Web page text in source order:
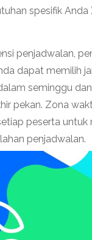
spesifik Anda
penjadwalan,
dapat memilih
seminggu
pekan. Zona
peserta untuk
penjadwalan.